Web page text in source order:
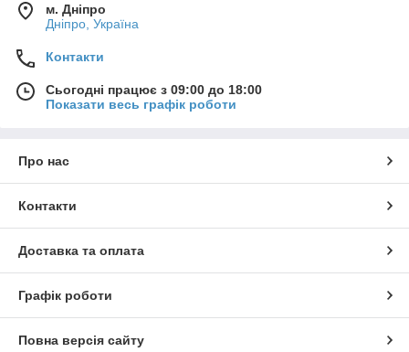
м. Дніпро
Дніпро, Україна
Контакти
Сьогодні працює з 09:00 до 18:00
Показати весь графік роботи
Про нас
Контакти
Доставка та оплата
Графік роботи
Повна версія сайту